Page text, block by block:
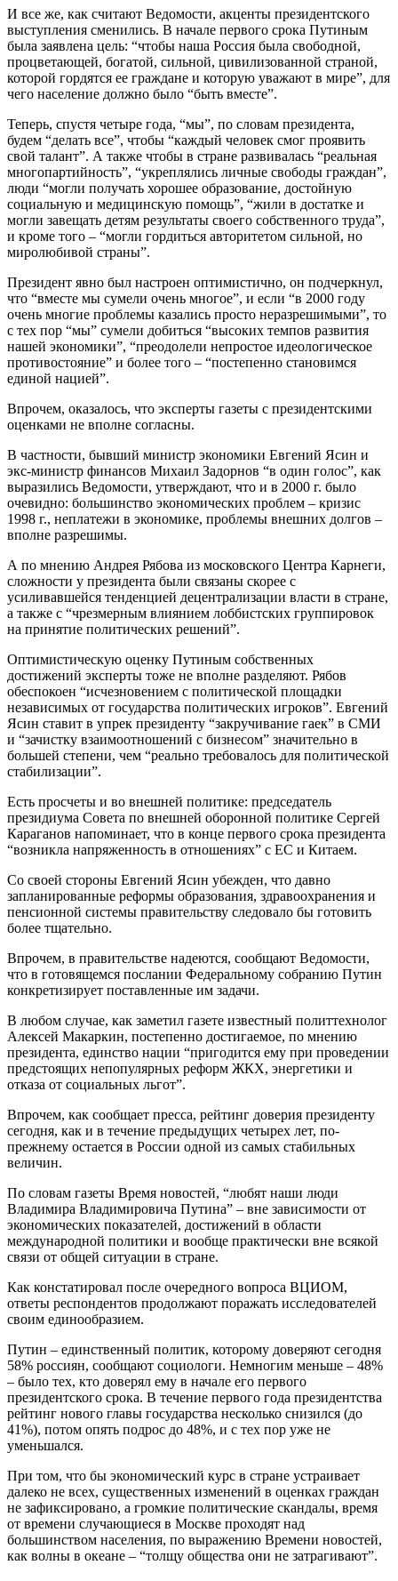
И все же, как считают Ведомости, акценты президентского
выступления сменились. В начале первого срока Путиным
была заявлена цель: “чтобы наша Россия была свободной,
процветающей, богатой, сильной, цивилизованной страной,
которой гордятся ее граждане и которую уважают в мире”, для
чего население должно было “быть вместе”.
Теперь, спустя четыре года, “мы”, по словам президента,
будем “делать все”, чтобы “каждый человек смог проявить
свой талант”. А также чтобы в стране развивалась “реальная
многопартийность”, “укреплялись личные свободы граждан”,
люди “могли получать хорошее образование, достойную
социальную и медицинскую помощь”, “жили в достатке и
могли завещать детям результаты своего собственного труда”,
и кроме того – “могли гордиться авторитетом сильной, но
миролюбивой страны”.
Президент явно был настроен оптимистично, он подчеркнул,
что “вместе мы сумели очень многое”, и если “в 2000 году
очень многие проблемы казались просто неразрешимыми”, то
с тех пор “мы” сумели добиться “высоких темпов развития
нашей экономики”, “преодолели непростое идеологическое
противостояние” и более того – “постепенно становимся
единой нацией”.
Впрочем, оказалось, что эксперты газеты с президентскими
оценками не вполне согласны.
В частности, бывший министр экономики Евгений Ясин и
экс-министр финансов Михаил Задорнов “в один голос”, как
выразились Ведомости, утверждают, что и в 2000 г. было
очевидно: большинство экономических проблем – кризис
1998 г., неплатежи в экономике, проблемы внешних долгов –
вполне разрешимы.
А по мнению Андрея Рябова из московского Центра Карнеги,
сложности у президента были связаны скорее с
усиливавшейся тенденцией децентрализации власти в стране,
а также с “чрезмерным влиянием лоббистских группировок
на принятие политических решений”.
Оптимистическую оценку Путиным собственных
достижений эксперты тоже не вполне разделяют. Рябов
обеспокоен “исчезновением с политической площадки
независимых от государства политических игроков”. Евгений
Ясин ставит в упрек президенту “закручивание гаек” в СМИ
и “зачистку взаимоотношений с бизнесом” значительно в
большей степени, чем “реально требовалось для политической
стабилизации”.
Есть просчеты и во внешней политике: председатель
президиума Совета по внешней оборонной политике Сергей
Караганов напоминает, что в конце первого срока президента
“возникла напряженность в отношениях” с ЕС и Китаем.
Со своей стороны Евгений Ясин убежден, что давно
запланированные реформы образования, здравоохранения и
пенсионной системы правительству следовало бы готовить
более тщательно.
Впрочем, в правительстве надеются, сообщают Ведомости,
что в готовящемся послании Федеральному собранию Путин
конкретизирует поставленные им задачи.
В любом случае, как заметил газете известный политтехнолог
Алексей Макаркин, постепенно достигаемое, по мнению
президента, единство нации “пригодится ему при проведении
предстоящих непопулярных реформ ЖКХ, энергетики и
отказа от социальных льгот”.
Впрочем, как сообщает пресса, рейтинг доверия президенту
сегодня, как и в течение предыдущих четырех лет, по-
прежнему остается в России одной из самых стабильных
величин.
По словам газеты Время новостей, “любят наши люди
Владимира Владимировича Путина” – вне зависимости от
экономических показателей, достижений в области
международной политики и вообще практически вне всякой
связи от общей ситуации в стране.
Как констатировал после очередного вопроса ВЦИОМ,
ответы респондентов продолжают поражать исследователей
своим единообразием.
Путин – единственный политик, которому доверяют сегодня
58% россиян, сообщают социологи. Немногим меньше – 48%
– было тех, кто доверял ему в начале его первого
президентского срока. В течение первого года президентства
рейтинг нового главы государства несколько снизился (до
41%), потом опять подрос до 48%, и с тех пор уже не
уменьшался.
При том, что бы экономический курс в стране устраивает
далеко не всех, существенных изменений в оценках граждан
не зафиксировано, а громкие политические скандалы, время
от времени случающиеся в Москве проходят над
большинством населения, по выражению Времени новостей,
как волны в океане – “толщу общества они не затрагивают”.